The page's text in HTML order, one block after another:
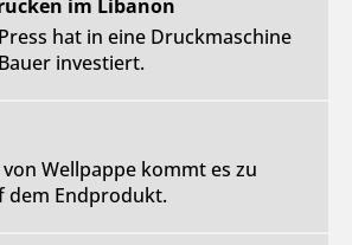
im Libanon
hat in eine Druckmaschine
investiert.
Wellpappe kommt es zu
dem Endprodukt.